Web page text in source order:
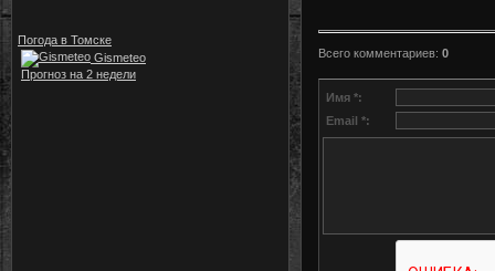
Погода в Томске
Gismeteo
Прогноз на 2 недели
Всего комментариев: 0
Имя *:
Email *: